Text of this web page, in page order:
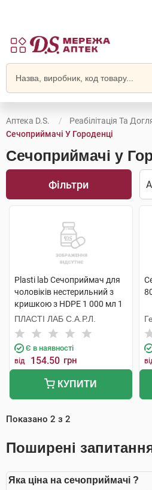
Аптека D.S. Реабілітація Та
Сечоприймачі У Городенці
Сечоприймачі у
Фільтри
Plasti lab Сечоприймач для
чоловіків нестерильний з
кришкою з HDPE 1 000 мл 1
шт
ПЛАСТІ ЛАБ С.А.Р.Л.
Є в наявності
від 154.50 грн
КУПИТИ
Показано 2 з 2
Поширені
Яка ціна на сечоприймачі ?